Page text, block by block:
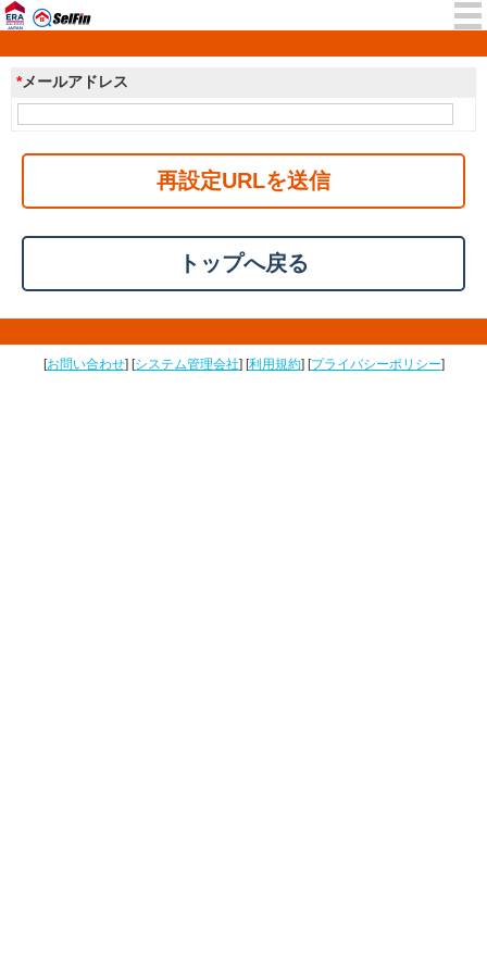
*メールアドレス
再設定URLを送信
トップへ戻る
[お問い合わせ] [システム管理会社] [利用規約] [プライバシーポリシー]